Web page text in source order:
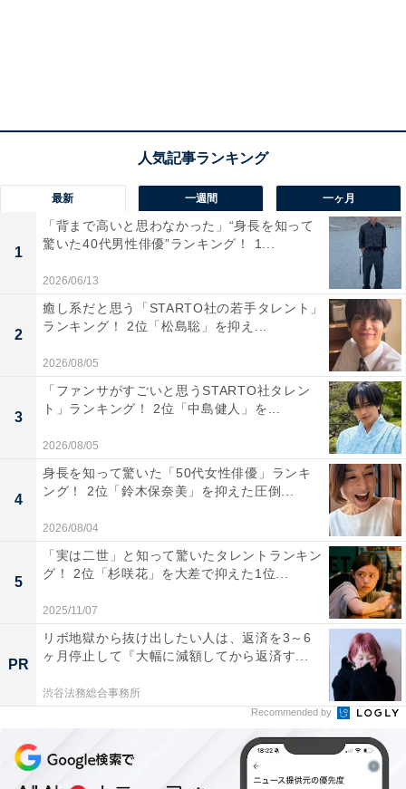
View this post on Instagram
1位は、俳優の菅田将暉さんでした。
2009年9月から2010年8月に放送された『仮面ライダー
W』（テレビ朝日系）で俳優デビューにして連ドラ初主
演を果たし、フィリップ役として桐山漣さんとW主演を
務めました。2026年度のNHK大河ドラマ『豊臣兄弟！』
に竹中半兵衛役で出演しているほか、同年6月19日に公
開された映画『黒牢城』では黒田官兵衛役を演じるな
ど、多方面で高い評価を得ています。
あわせて読みたい
絵になると思う俳優の「芸能人夫婦」ランキ
ング！ 2位「菅田将暉×小松菜奈」を抑えた1
最新 一週間 一ヶ月
1
「背まで高いと思わなかった」“身長を知って
驚いた40代男性俳優”ランキング！ 1...
2026/06/13
2
癒し系だと思う「STARTO社の若手タレント」
ランキング！ 2位「松島聡」を抑え...
2026/08/05
3
「ファンサがすごいと思うSTARTO社タレン
ト」ランキング！ 2位「中島健人」を...
2026/08/05
4
身長を知って驚いた「50代女性俳優」ランキ
ング！ 2位「鈴木保奈美」を抑えた圧倒...
2026/08/04
5
「実は二世」と知って驚いたタレントランキン
グ！ 2位「杉咲花」を大差で抑えた1位...
2025/11/07
PR
リボ地獄から抜け出したい人は、返済を3～6
ヶ月停止して『大幅に減額してから返済す...
渋谷法務総合事務所
Recommended by